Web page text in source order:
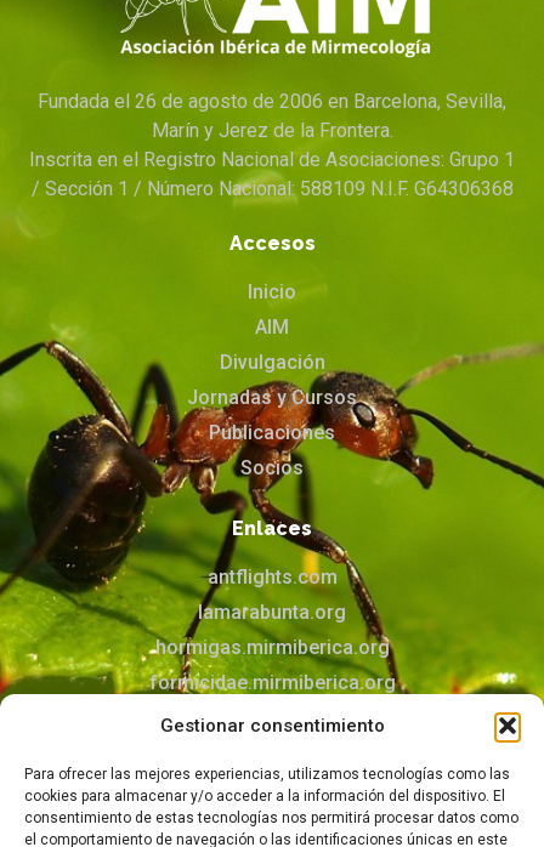
Gestionar consentimiento
Para ofrecer las mejores experiencias, utilizamos tecnologías como las
cookies para almacenar y/o acceder a la información del dispositivo. El
consentimiento de estas tecnologías nos permitirá procesar datos como
el comportamiento de navegación o las identificaciones únicas en este
Fundada el 26 de agosto de 2006 en Barcelona, Sevilla,
Marín y Jerez de la Frontera.
Inscrita en el Registro Nacional de Asociaciones: Grupo 1
/ Sección 1 / Número Nacional: 588109 N.I.F. G64306368
Accesos
Inicio
AIM
Divulgación
Jornadas y Cursos
Publicaciones
Socios
Enlaces
antflights.com
lamarabunta.org
hormigas.mirmiberica.org
formicidae.mirmiberica.org
mirmecologia.jimdofree.com
Contacto
Puedes contactar con nosotros mediante el